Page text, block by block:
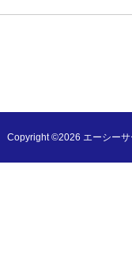
Copyright ©2026 エーシー